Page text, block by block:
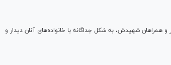
شهیدش، به شکل جداگانه با خانواده‌های آنان دیدار و